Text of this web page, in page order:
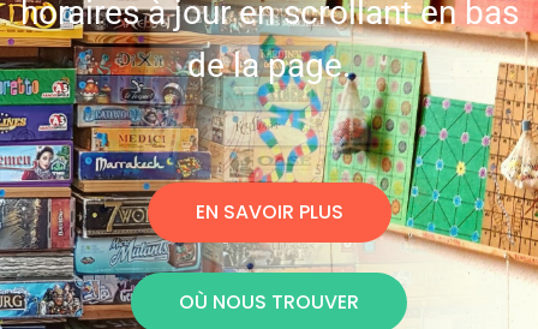
horaires à jour en scrollant en bas
de la page.
EN SAVOIR PLUS
OÙ NOUS TROUVER